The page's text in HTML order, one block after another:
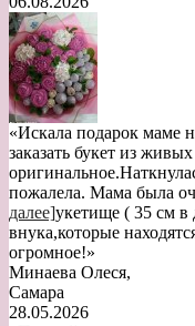
«Искала подарок маме
заказать букет из
пожалела. Мама была
далее]укетище ( 35 см в
внука,которые
огромное!»
Минаева Олеся,
Самара
28.05.2026